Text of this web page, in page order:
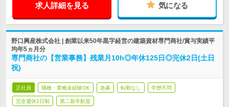
求人詳細を見る 気になる
野口興産株式会社 | 創業以来50年黒字経営の建築資材専門商社/賞与実績平
均年5ヵ月分
専門商社の【営業事務】残業月10h◎年休125日◎完休2日(土日
祝)
正社員 職種・業種未経験OK 急募 転勤なし 学歴不問
完全週休2日制 第二新卒歓迎